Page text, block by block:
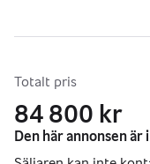
Totalt pris
84 800 kr